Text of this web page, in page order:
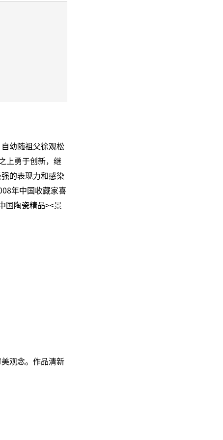
幼随祖父徐观松
上勇于创新，继
的表现力和感染
年中国收藏家喜
国陶瓷精品><景
观念。作品清新